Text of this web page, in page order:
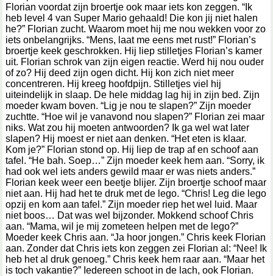
Florian voordat zijn broertje ook maar iets kon zeggen. “Ik
heb level 4 van Super Mario gehaald! Die kon jij niet halen
he?” Florian zucht. Waarom moet hij me nou wekken voor zo
iets onbelangrijks. “Mens, laat me eens met rust!” Florian’s
broertje keek geschrokken. Hij liep stilletjes Florian’s kamer
uit. Florian schrok van zijn eigen reactie. Werd hij nou ouder
of zo? Hij deed zijn ogen dicht. Hij kon zich niet meer
concentreren. Hij kreeg hoofdpijn. Stilletjes viel hij
uiteindelijk in slaap. De hele middag lag hij in zijn bed. Zijn
moeder kwam boven. “Lig je nou te slapen?” Zijn moeder
zuchtte. “Hoe wil je vanavond nou slapen?” Florian zei maar
niks. Wat zou hij moeten antwoorden? Ik ga wel wat later
slapen? Hij moest er niet aan denken. “Het eten is klaar.
Kom je?” Florian stond op. Hij liep de trap af en schoof aan
tafel. “He bah. Soep…” Zijn moeder keek hem aan. “Sorry, ik
had ook wel iets anders gewild maar er was niets anders.”
Florian keek weer een beetje blijer. Zijn broertje schoof maar
niet aan. Hij had het te druk met de lego. “Chris! Leg die lego
opzij en kom aan tafel.” Zijn moeder riep het wel luid. Maar
niet boos… Dat was wel bijzonder. Mokkend schoof Chris
aan. “Mama, wil je mij zometeen helpen met de lego?”
Moeder keek Chris aan. “Ja hoor jongen.” Chris keek Florian
aan. Zonder dat Chris iets kon zeggen zei Florian al: “Nee! Ik
heb het al druk genoeg.” Chris keek hem raar aan. “Maar het
is toch vakantie?” Iedereen schoot in de lach, ook Florian.